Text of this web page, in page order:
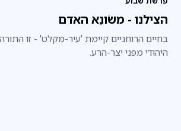
הצילנו - משֹונֵא האדם
בחיים הרוחניים קיימת 'עיר-מקלט' - זו
היהודי מפני יצר-הרע.